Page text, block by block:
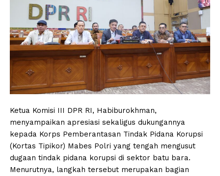
Ketua Komisi III DPR RI, Habiburokhman,
menyampaikan apresiasi sekaligus dukungannya
kepada Korps Pemberantasan Tindak Pidana Korupsi
(Kortas Tipikor) Mabes Polri yang tengah mengusut
dugaan tindak pidana korupsi di sektor batu bara.
Menurutnya, langkah tersebut merupakan bagian